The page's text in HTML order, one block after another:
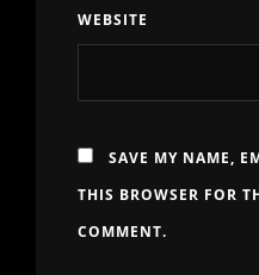
WEBSITE
SAVE MY NAME,
THIS BROWSER FOR
COMMENT.